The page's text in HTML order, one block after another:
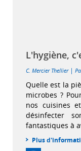
L'hygiène,
C. Mercier Thellier |
Quelle est la
microbes ?
nos cuisines
désinfecter
fantastiques à
Plus